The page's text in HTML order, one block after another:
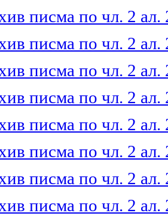
писма по чл. 2 ал.
писма по чл. 2 ал.
писма по чл. 2 ал.
писма по чл. 2 ал.
писма по чл. 2 ал.
писма по чл. 2 ал.
писма по чл. 2 ал.
писма по чл. 2 ал.